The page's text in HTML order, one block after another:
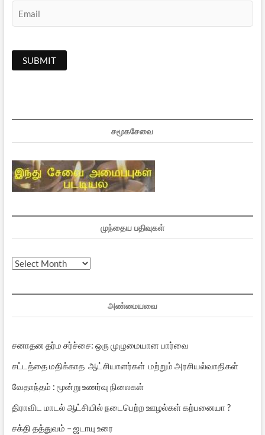
சமூகசேவை
முந்தைய பதிவுகள்
முந்தைய
அண்மையவை
சனாதன தர்ம சர்ச்சை: ஒரு முழுமையான பார்வை
சட்டத்தை மதிக்காத ஆட்சியாளர்கள் மற்றும் அரசியல்வாதிகள்
வேதாந்தம் : மூன்று உணர்வு நிலைகள்
திராவிட மாடல் ஆட்சியில் நடைபெற்ற ஊழல்கள் கற்பனையா ?
சக்தி தத்துவம் – ஜடாயு உரை